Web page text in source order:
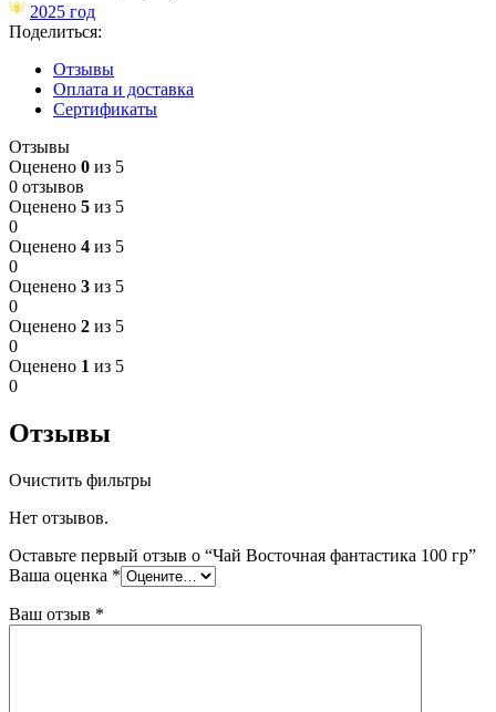
2025 год
Поделиться:
Отзывы
Оплата и доставка
Сертификаты
Отзывы
Оценено 0 из 5
0 отзывов
Оценено 5 из 5
0
Оценено 4 из 5
0
Оценено 3 из 5
0
Оценено 2 из 5
0
Оценено 1 из 5
0
Отзывы
Очистить фильтры
Нет отзывов.
Оставьте первый отзыв о “Чай Восточная фантастика 100 гр”
Ваша оценка *
Ваш отзыв *